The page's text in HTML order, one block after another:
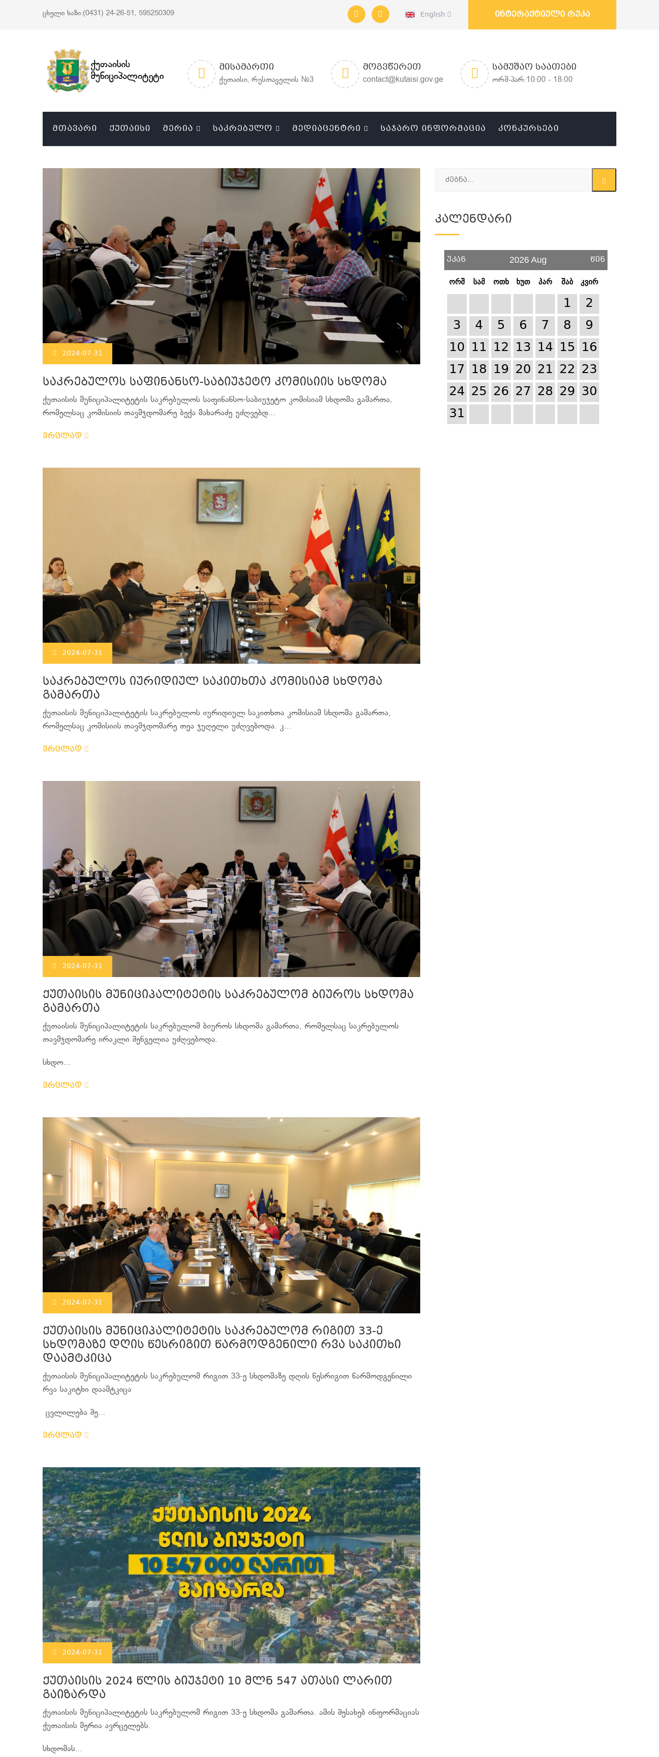
ცხელი ხაზი:(0431) 24-26-51, 595250309 English ინტერაქტიული რუკა
ქუთაისის
მუნიციპალიტეტი
ᲛᲘᲡᲐᲛᲐᲠᲗᲘ
ქუთაისი, რუსთაველის №3
ᲛᲝᲒᲕᲬᲔᲠᲔᲗ
contact@kutaisi.gov.ge
ᲡᲐᲛᲣᲨᲐᲝ ᲡᲐᲐᲗᲔᲑᲘ
ორშ-პარ:10:00 - 18:00
ᲛᲗᲐᲕᲐᲠᲘ ᲥᲣᲗᲐᲘᲡᲘ ᲛᲔᲠᲘᲐ ᲡᲐᲙᲠᲔᲑᲣᲚᲝ ᲛᲔᲓᲘᲐᲪᲔᲜᲢᲠᲘ ᲡᲐᲯᲐᲠᲝ ᲘᲜᲤᲝᲠᲛᲐᲪᲘᲐ ᲙᲝᲜᲙᲣᲠᲡᲔᲑᲘ
2024-07-31
საკრებულოს საფინანსო-საბიუჯეტო კომისიის სხდომა
ქუთაისის მუნიციპალიტეტის საკრებულოს საფინანსო-საბიუჯეტო კომისიამ სხდომა გამართა,
რომელსაც კომისიის თავმჯდომარე ბექა მახარაძე უძღვებდ...
ვრცლად
2024-07-31
საკრებულოს იურიდიულ საკითხთა კომისიამ სხდომა
გამართა
ქუთაისის მუნიციპალიტეტის საკრებულოს იურიდიულ საკითხთა კომისიამ სხდომა გამართა,
რომელსაც კომისიის თავმჯდომარე თეა ჯუღელი უძღვებოდა. კ...
ვრცლად
2024-07-31
ქუთაისის მუნიციპალიტეტის საკრებულომ ბიუროს სხდომა
გამართა
ქუთაისის მუნიციპალიტეტის საკრებულომ ბიუროს სხდომა გამართა, რომელსაც საკრებულოს
თავმჯდომარე ირაკლი შენგელია უძღვებოდა.
სხდო...
ვრცლად
2024-07-31
ქუთაისის მუნიციპალიტეტის საკრებულომ რიგით 33-ე
სხდომაზე დღის წესრიგით წარმოდგენილი რვა საკითხი
დაამტკიცა
ქუთაისის მუნიციპალიტეტის საკრებულომ რიგით 33-ე სხდომაზე დღის წესრიგით წარმოდგენილი
რვა საკიტხი დაამტკიცა
ცვლილება შე...
ვრცლად
2024-07-31
ქუთაისის 2024 წლის ბიუჯეტი 10 მლნ 547 ათასი ლარით
გაიზარდა
ქუთაისის მუნიციპალიტეტის საკრებულომ რიგით 33-ე სხდომა გამართა. ამის შესახებ ინფორმაციას
ქუთაისის მერია ავრცელებს.
სხდომას...
Კალენდარი
უკან 2026 Aug წინ
ორშ სამ ოთხ ხუთ პარ შაბ კვირ
1
2
3
4 5 6 7 8
9
10 11 12 13 14 15 16
17 18 19 20 21 22 23
24 25 26 27 28 29 30
31